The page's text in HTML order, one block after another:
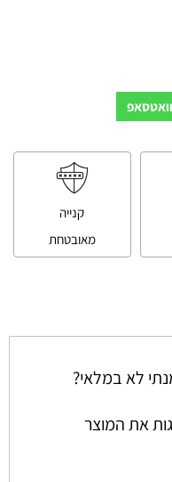
קנייה
מאובטחת
לא במלאי?
את המוצר